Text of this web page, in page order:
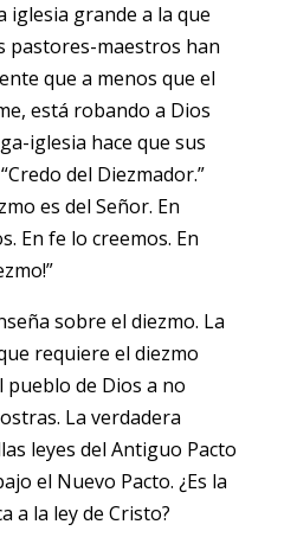
iglesia grande a la que
pastores-maestros han
que a menos que el
está robando a Dios
iglesia hace que sus
del Diezmador.”
es del Señor. En
En fe lo creemos. En
sobre el diezmo. La
requiere el diezmo
de Dios a no
La verdadera
leyes del Antiguo Pacto
el Nuevo Pacto. ¿Es la
a la ley de Cristo?